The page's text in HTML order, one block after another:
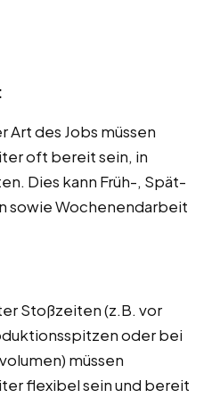
Art des Jobs müssen
oft bereit sein, in
Dies kann Früh-, Spät-
sowie Wochenendarbeit
Stoßzeiten (z.B. vor
oder bei
müssen
flexibel sein und bereit